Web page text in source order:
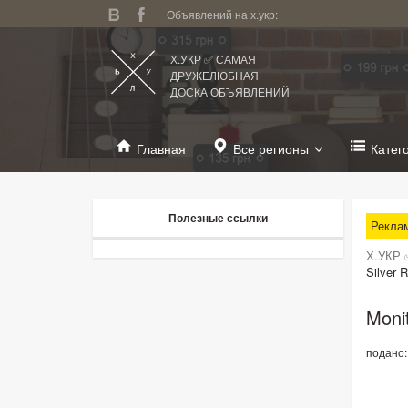
Объявлений на х.укр:
Х.УКР ✅ САМАЯ
ДРУЖЕЛЮБНАЯ
ДОСКА ОБЪЯВЛЕНИЙ
Главная Все регионы
Х.УКР
Silver
Полезные ссылки